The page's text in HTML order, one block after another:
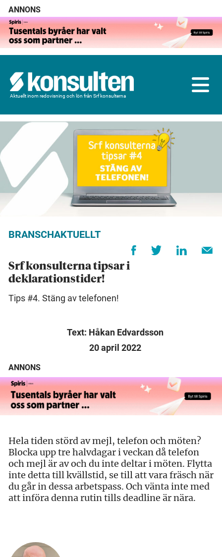
ANNONS
Aktuellt inom redovisning och lön från Srf konsulterna
BRANSCHAKTUELLT
Srf konsulterna tipsar i
deklarationstider!
Tips #4. Stäng av telefonen!
Text: Håkan Edvardsson
20 april 2022
ANNONS
Hela tiden störd av mejl, telefon och möten?
Blocka upp tre halvdagar i veckan då telefon
och mejl är av och du inte deltar i möten. Flytta
inte detta till kvällstid, se till att vara fräsch när
du går in dessa arbetspass. Och vänta inte med
att införa denna rutin tills deadline är nära.